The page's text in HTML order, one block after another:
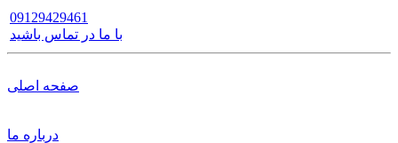
09129429461
با ما در تماس باشید
صفحه اصلی
درباره ما